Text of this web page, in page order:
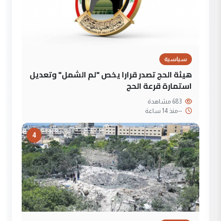
سياسية
هيئة الحج تصدر قرارا يخص "لم الشمل" وتعديل
استمارة قرعة الحج
--منذ 14 ساعة
4